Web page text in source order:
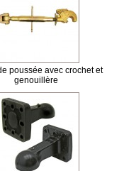
poussée avec crochet et
genouillère